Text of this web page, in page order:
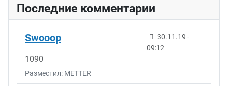
Последние комментарии
Swooop
30.11.19 -
09:12
1090
Разместил: METTER